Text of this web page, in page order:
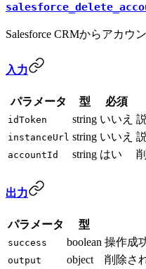
Salesforce CRMからアカウ
入力
パラメータ 型 必須
idToken string いいえ
instanceUrl string いいえ
accountId string はい
出力
パラメータ 型
success boolean 操作成
output object 削除さ